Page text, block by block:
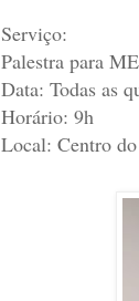
Serviço:
Palestra para
Data: Todas as
Horário: 9h
Local: Centro